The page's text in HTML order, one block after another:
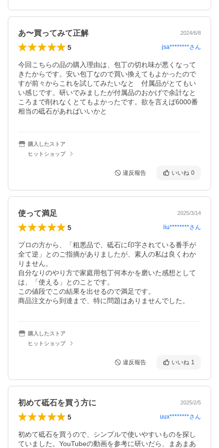
あ〜買ってみて正解 2024/6/8
5 jsa********さん
今回こちらの品の購入理由は、包丁の切れ味が悪くなって
きたからです。安い包丁なので買い換えてもよかったので
すが前々からこれを試してみたいなと　付属品がとてもい
い感じです。研いでみましたが付属品のおかげで余計なと
ころまで削れなくとてもよかったです。欲を言えば6000番
相当の砥石があればいいかと
購入したストア
ヒットショップ
違反報告 いいね 0
使って満足 2025/3/14
5 liu********さん
プロの方から、「粗悪品で、砥石に印字されている番手が
全て逆」とのご指摘がありましたが、素人の私は良くわか
りません。
自分なりのやり方で家庭用包丁何本かを磨いた感想として
は、「使える」とのことです。
この値段でこの結果を出せるので満足です。
商品注文から到達まで、特に問題はありませんでした。
購入したストア
ヒットショップ
違反報告 いいね 1
初めて砥石を買う方に 2025/2/5
5 uux********さん
初めて砥石を買うので、シンプルで使いやすいものを探し
ていました。YouTubeの動画を参考に研いだら、まあまあ